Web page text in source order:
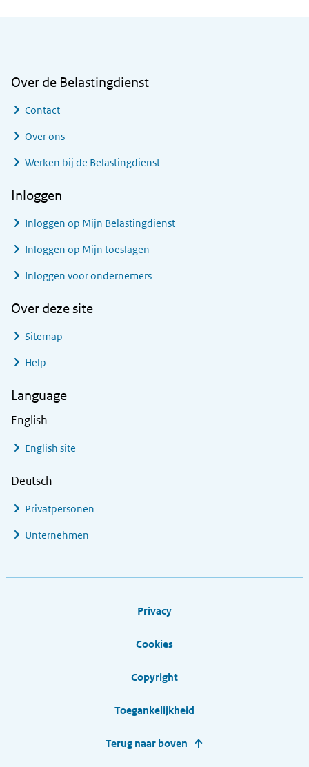
Over de Belastingdienst
Contact
Over ons
Werken bij de Belastingdienst
Inloggen
Inloggen op Mijn Belastingdienst
Inloggen op Mijn toeslagen
Inloggen voor ondernemers
Over deze site
Sitemap
Help
Language
English
English site
Deutsch
Privatpersonen
Unternehmen
Privacy
Cookies
Copyright
Toegankelijkheid
Terug naar boven